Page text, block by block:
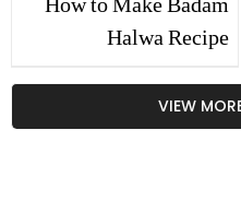
How to Make Badam
Halwa Recipe
VIEW